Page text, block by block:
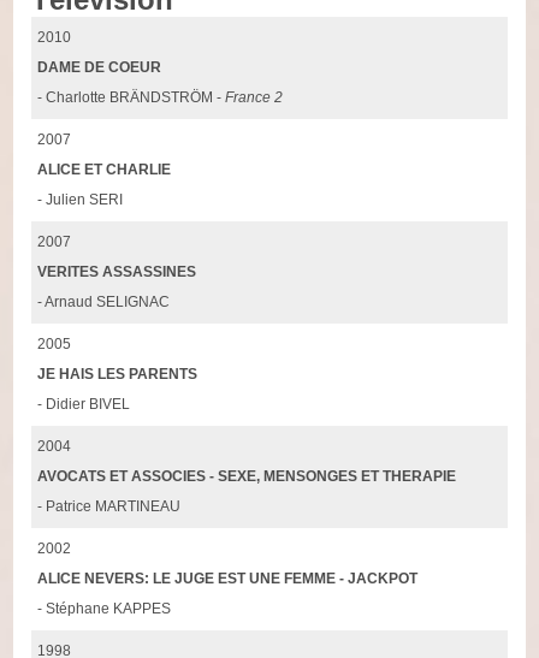
2010
DAME DE COEUR
- Charlotte BRÄNDSTRÖM -France 2
2007
ALICE ET CHARLIE
- Julien SERI
2007
VERITES ASSASSINES
- Arnaud SELIGNAC
2005
JE HAIS LES PARENTS
- Didier BIVEL
2004
AVOCATS ET ASSOCIES - SEXE, MENSONGES ET THERAPIE
- Patrice MARTINEAU
2002
ALICE NEVERS: LE JUGE EST UNE FEMME - JACKPOT
- Stéphane KAPPES
1998